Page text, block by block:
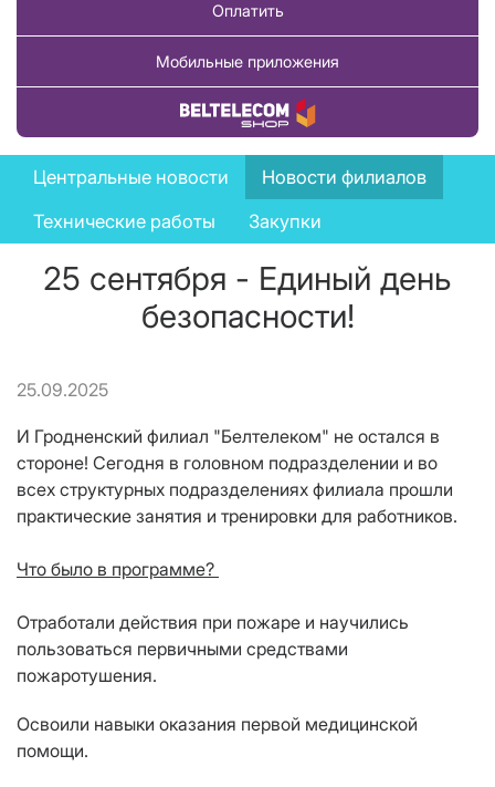
Оплатить
Мобильные приложения
Купить товар
News
menu
Центральные новости
Новости филиалов
Технические работы
Закупки
25 сентября - Единый день
безопасности!
25.09.2025
И Гродненский филиал "Белтелеком" не остался в
стороне! Сегодня в головном подразделении и во
всех структурных подразделениях филиала прошли
практические занятия и тренировки для работников.
Что было в программе?
Отработали действия при пожаре и научились
пользоваться первичными средствами
пожаротушения.
Освоили навыки оказания первой медицинской
помощи.